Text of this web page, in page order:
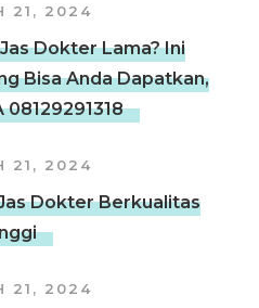
21, 2024
Dokter Lama? Ini
Bisa Anda Dapatkan,
08129291318
21, 2024
Dokter Berkualitas
21, 2024